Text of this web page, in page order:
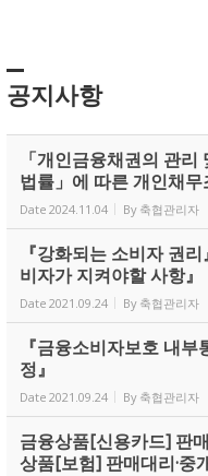
공지사항
「개인금융채권의 관
법률」에 따른 개인채무
Date 2024.11.04 By 축협관리자
『강화되는 소비자 권
비자가 지켜야할 사항』
Date 2021.09.24 By 축협관리자
『금융소비자보호 내
정』
Date 2021.09.24 By 축협관리자
금융상품[신용카드] 판
상품[보험] 판매대리·중